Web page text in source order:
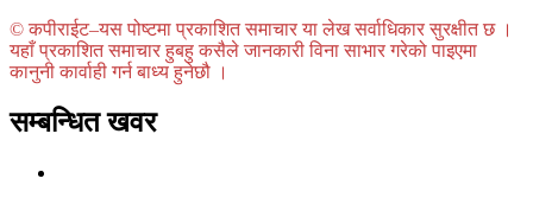
© कपीराईट–यस पोष्टमा प्रकाशित समाचार या लेख सर्वाधिकार सुरक्षीत छ ।
यहाँ प्रकाशित समाचार हुबहु कसैले जानकारी विना साभार गरेको पाइएमा
कानुनी कार्वाही गर्न बाध्य हुनेछौ ।
सम्बन्धित खवर